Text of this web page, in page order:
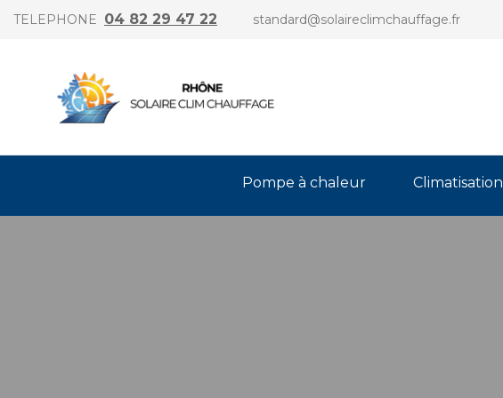
TELEPHONE 04 82 29 47 22 standard@solaireclimchauffage.fr
Pompe à chaleur Climatisation